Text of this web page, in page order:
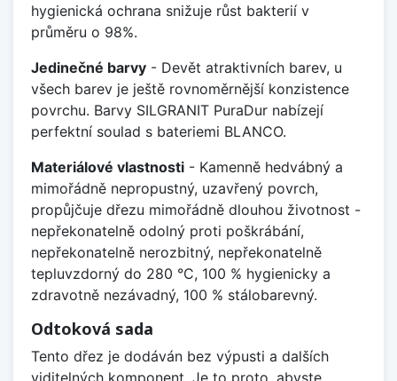
hygienická ochrana snižuje růst bakterií v
průměru o 98%.
Jedinečné barvy - Devět atraktivních barev, u
všech barev je ještě rovnoměrnější konzistence
povrchu. Barvy SILGRANIT PuraDur nabízejí
perfektní soulad s bateriemi BLANCO.
Materiálové vlastnosti - Kamenně hedvábný a
mimořádně nepropustný, uzavřený povrch,
propůjčuje dřezu mimořádně dlouhou životnost -
nepřekonatelně odolný proti poškrábání,
nepřekonatelně nerozbitný, nepřekonatelně
tepluvzdorný do 280 °C, 100 % hygienicky a
zdravotně nezávadný, 100 % stálobarevný.
Odtoková sada
Tento dřez je dodáván bez výpusti a dalších